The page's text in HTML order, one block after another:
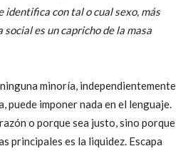
identifica con tal o cual sexo, más
es un capricho de la masa
minoría, independientemente
puede imponer nada en el lenguaje.
o porque sea justo, sino porque
principales es la liquidez. Escapa